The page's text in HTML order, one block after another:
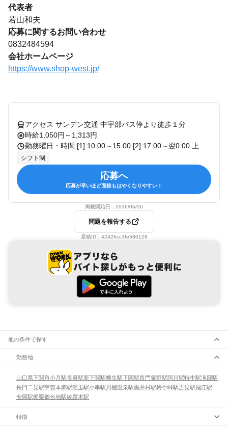
代表者
若山和夫
応募に関するお問い合わせ
0832484594
会社ホームページ
https://www.shop-west.jp/
アクセス サンデン交通 中宇部バス停より徒歩１分
時給1,050円～1,313円
シフト制
応募へ
応募が早いほど面接もはやくなりやすい！
掲載開始日： 2026/06/26
問題を報告する
原稿ID： 42426cc3fe580128
他の条件で探す
勤務地
山口県下関市小月駅長府駅新下関駅幡生駅下関駅長門粟野駅阿川駅特牛駅滝部駅
長門二見駅宇賀本郷駅湯玉駅小串駅 川棚温泉駅黒井村駅梅ケ峠駅吉見駅福江駅
安岡駅梶栗郷台地駅綾羅木駅
特徴